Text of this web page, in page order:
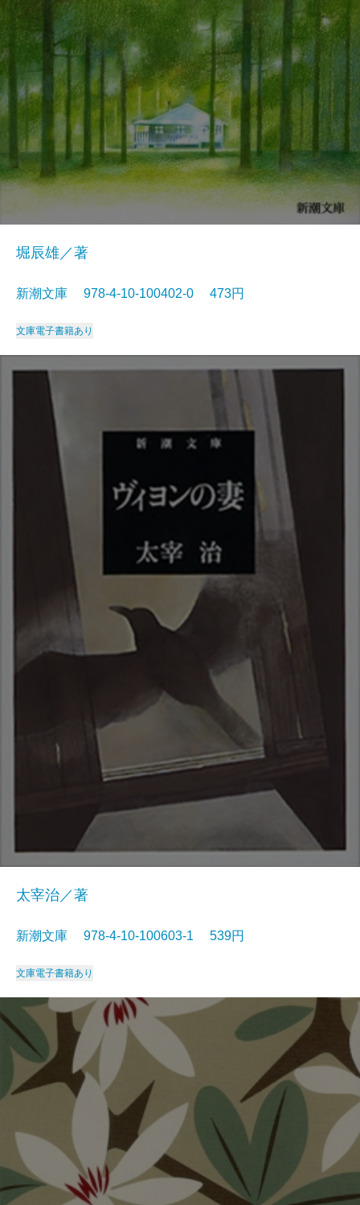
堀辰雄／著
新潮文庫 978-4-10-100402-0 473円
文庫電子書籍あり
太宰治／著
新潮文庫 978-4-10-100603-1 539円
文庫電子書籍あり